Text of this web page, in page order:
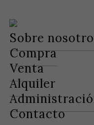
Toggle
navigation
Sobre
Compra
Venta
Alquiler
Contacto